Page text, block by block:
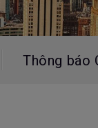
Triển lãm & Mô
Doanh nghiệp nhỏ
Thông báo